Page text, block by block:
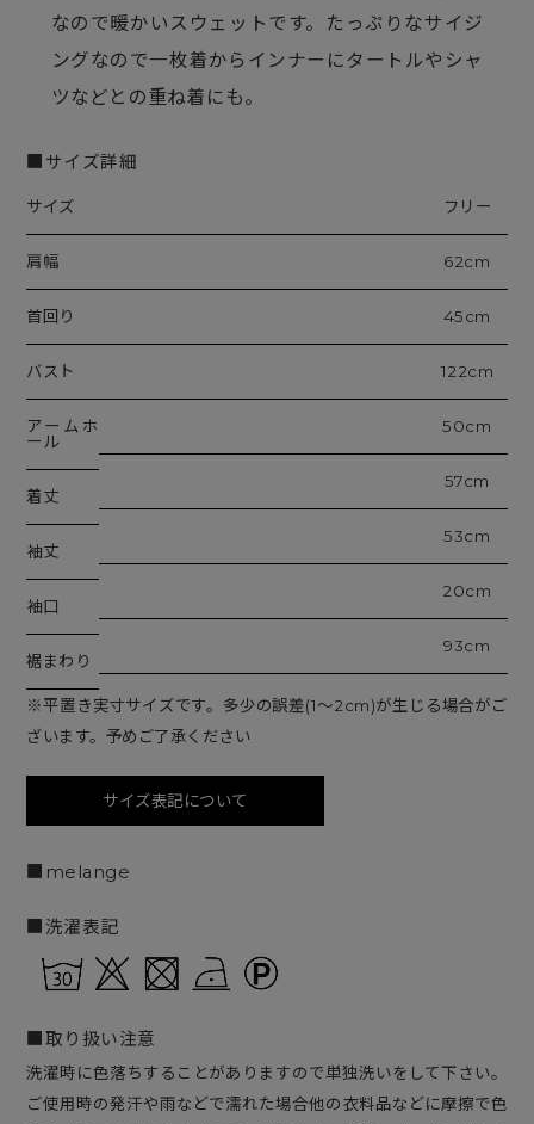
なので暖かいスウェットです。たっぷりなサイジ
ングなので一枚着からインナーにタートルやシャ
ツなどとの重ね着にも。
■サイズ詳細
サイズ
肩幅
首回り
バスト
アームホ
ール
着丈
袖丈
袖口
裾まわり
フリー
62cm
45cm
122cm
50cm
57cm
53cm
20cm
93cm
※平置き実寸サイズです。多少の誤差(1〜2cm)が生じる場合がご
ざいます。予めご了承ください
サイズ表記について
■melange
■洗濯表記
■取り扱い注意
洗濯時に色落ちすることがありますので単独洗いをして下さい。
ご使用時の発汗や雨などで濡れた場合他の衣料品などに摩擦で色